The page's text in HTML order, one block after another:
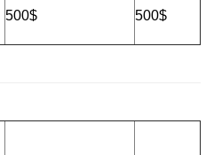
500$ 500$